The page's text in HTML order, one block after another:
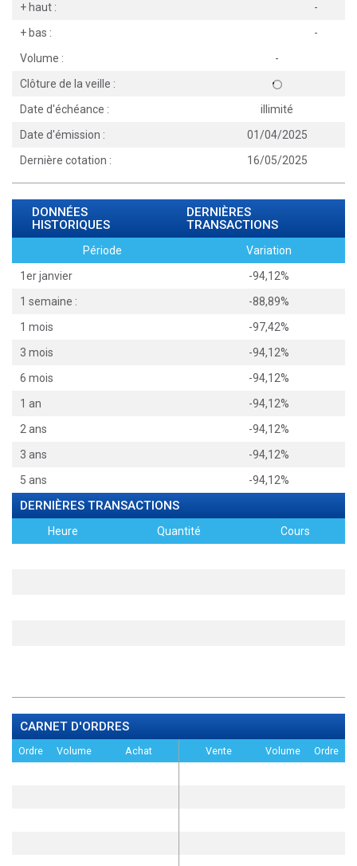
+ haut :
-
+ bas :
-
Volume :
-
Clôture de la veille :
Date d'échéance :
illimité
Date d'émission :
01/04/2025
Dernière cotation :
16/05/2025
DONNÉES
HISTORIQUES
DERNIÈRES
TRANSACTIONS
Période
Variation
1er janvier
-94,12%
1 semaine :
-88,89%
1 mois
-97,42%
3 mois
-94,12%
6 mois
-94,12%
1 an
-94,12%
2 ans
-94,12%
3 ans
-94,12%
5 ans
-94,12%
DERNIÈRES TRANSACTIONS
Heure Quantité Cours
CARNET D'ORDRES
Ordre Volume Achat Vente Volume Ordre